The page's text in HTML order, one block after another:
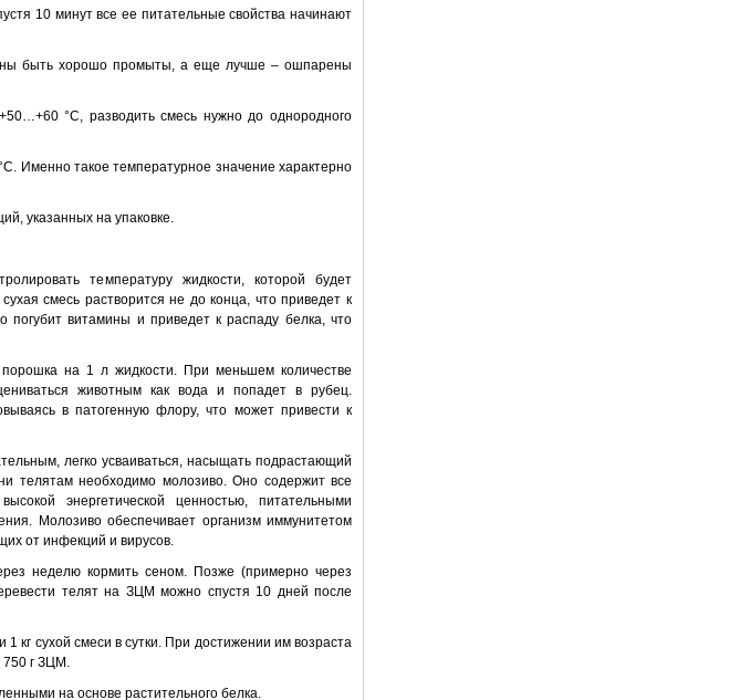
10 минут все ее питательные свойства начинают
быть хорошо промыты, а еще лучше – ошпарены
°С, разводить смесь нужно до однородного
Именно такое температурное значение характерно
указанных на упаковке.
температуру жидкости, которой будет
смесь растворится не до конца, что приведет к
витамины и приведет к распаду белка, что
на 1 л жидкости. При меньшем количестве
животным как вода и попадет в рубец.
в патогенную флору, что может привести к
легко усваиваться, насыщать подрастающий
телятам необходимо молозиво. Оно содержит все
энергетической ценностью, питательными
Молозиво обеспечивает организм иммунитетом
от инфекций и вирусов.
неделю кормить сеном. Позже (примерно через
телят на ЗЦМ можно спустя 10 дней после
кг сухой смеси в сутки. При достижении им возраста
750 г ЗЦМ.
на основе растительного белка.